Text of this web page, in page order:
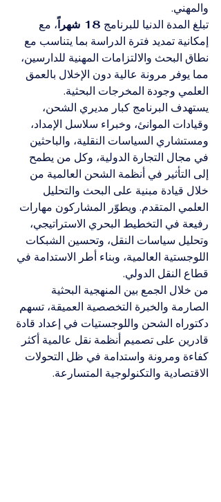
والمهني.
تبلغ المدة الدنيا للبرنامج 18 شهراً
، مع
إمكانية تمديد فترة الدراسة بما يتناسب مع
نطاق البحث والالتزامات المهنية للدارسين،
مما يوفر مرونة عالية دون الإخلال بالعمق
العلمي وجودة المخرجات البحثية.
يستهدف البرنامج كبار مديري الشحن،
وقيادات الموانئ، وخبراء سلاسل الإمداد،
ومستشاري السياسات النقلية، والباحثين
في مجال التجارة الدولية، وكل من يطمح
إلى التأثير في أنظمة الشحن العالمية من
خلال قيادة مبنية على البحث والتحليل
العلمي المتقدم. ويطوّر المشاركون مهارات
رفيعة في التخطيط البحري الاستراتيجي،
وتحليل سياسات النقل، وتحسين الشبكات
اللوجستية العالمية، وبناء أطر الاستدامة في
قطاع النقل الدولي.
من خلال الجمع بين المنهجية البحثية
الصارمة والخبرة التخصصية العميقة، تسهم
دكتوراه الشحن واللوجستيات في إعداد قادة
قادرين على تصميم أنظمة نقل عالمية أكثر
كفاءة ومرونة واستدامة في ظل التحولات
الاقتصادية والتكنولوجية المتسارعة.